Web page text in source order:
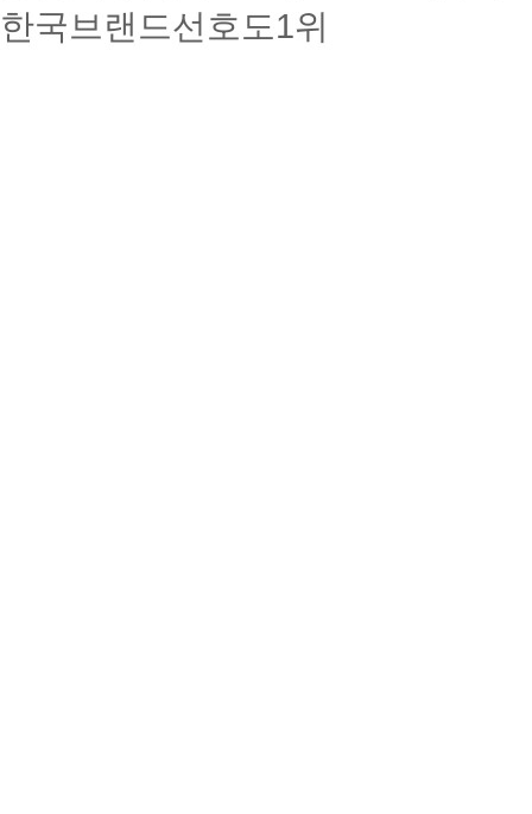
한국브랜드선호도1위